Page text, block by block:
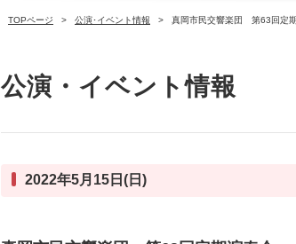
TOPページ 公演･イベント情報 真岡市民交響楽団 第63回定
公演・イベント情報
2022年5月15日(日)